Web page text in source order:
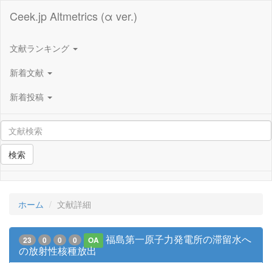
Ceek.jp Altmetrics (α ver.)
文献ランキング
新着文献
新着投稿
検索
ホーム 文献詳細
23 0 0 0 OA
福島第一原子力発電所の滞留水へ
の放射性核種放出